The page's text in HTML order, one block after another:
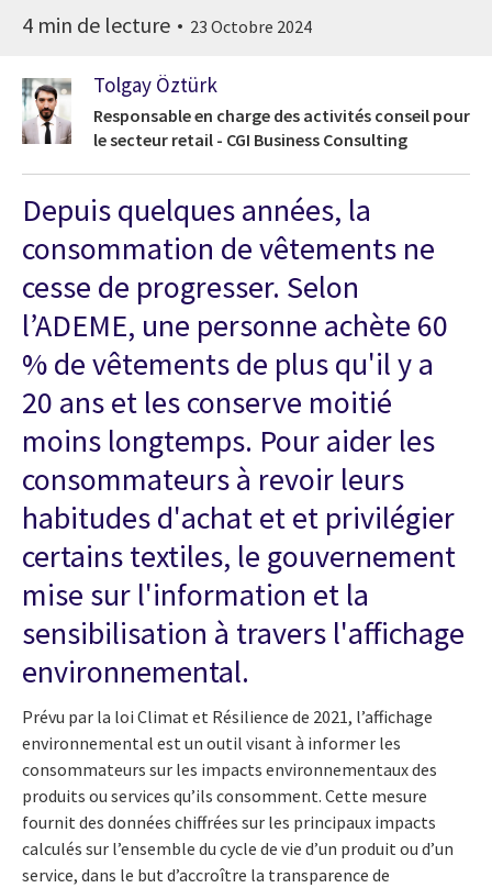
4 min de lecture 23 Octobre 2024
Tolgay Öztürk
Responsable en charge des activités conseil pour
le secteur retail - CGI Business Consulting
Depuis quelques années, la
consommation de vêtements ne
cesse de progresser. Selon
l’ADEME, une personne achète 60
% de vêtements de plus qu'il y a
20 ans et les conserve moitié
moins longtemps. Pour aider les
consommateurs à revoir leurs
habitudes d'achat et et privilégier
certains textiles, le gouvernement
mise sur l'information et la
sensibilisation à travers l'affichage
environnemental.
Prévu par la loi Climat et Résilience de 2021, l’affichage
environnemental est un outil visant à informer les
consommateurs sur les impacts environnementaux des
produits ou services qu’ils consomment. Cette mesure
fournit des données chiffrées sur les principaux impacts
calculés sur l’ensemble du cycle de vie d’un produit ou d’un
service, dans le but d’accroître la transparence de